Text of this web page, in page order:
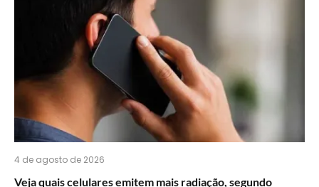
4 de agosto de 2026
Veja quais celulares emitem mais radiação, segundo